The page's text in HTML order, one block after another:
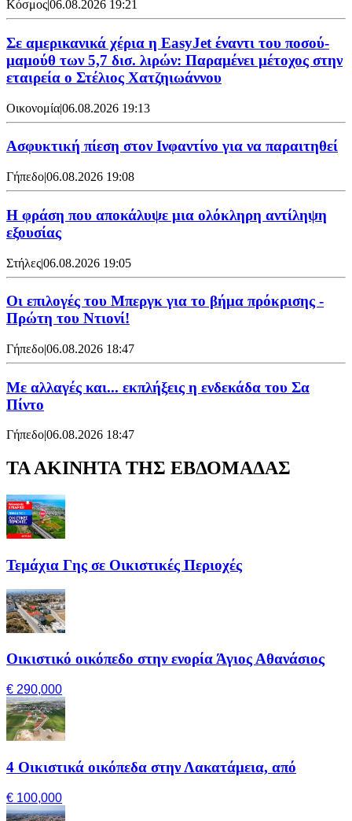
Κόσμος06.08.2026 19:21
Σε αμερικανικά χέρια η EasyJet έναντι του ποσού-
μαμούθ των 5,7 δισ. λιρών: Παραμένει μέτοχος στην
εταιρεία ο Στέλιος Χατζηιωάννου
Οικονομία|06.08.2026 19:13
Ασφυκτική πίεση στον Ινφαντίνο για να παραιτηθεί
Γήπεδο|06.08.2026 19:08
Η φράση που αποκάλυψε μια ολόκληρη αντίληψη
εξουσίας
Στήλες|06.08.2026 19:05
Οι επιλογές του Μπεργκ για το βήμα πρόκρισης -
Πρώτη του Ντιονί!
Γήπεδο|06.08.2026 18:47
Με αλλαγές και... εκπλήξεις η ενδεκάδα του Σα
Πίντο
Γήπεδο|06.08.2026 18:47
ΤΑ ΑΚΙΝΗΤΑ ΤΗΣ ΕΒΔΟΜΑΔΑΣ
Τεμάχια Γης σε Οικιστικές Περιοχές
Οικιστικό οικόπεδο στην ενορία Άγιος Αθανάσιος
€ 290,000
4 Οικιστικά οικόπεδα στην Λακατάμεια, από
€ 100,000